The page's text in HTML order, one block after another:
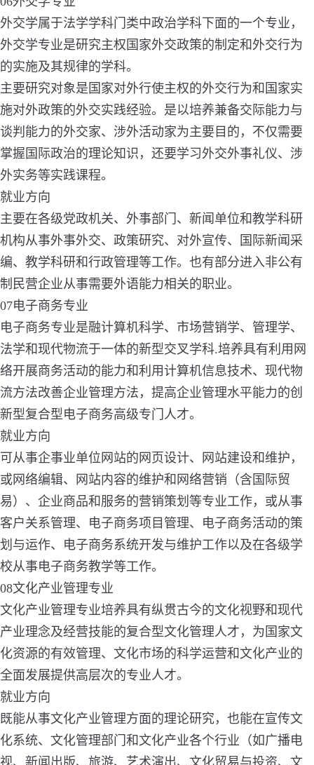
外交学属于法学学科门类中政治学科下面的一个专业，
外交学专业是研究主权国家外交政策的制定和外交行为
的实施及其规律的学科。
主要研究对象是国家对外行使主权的外交行为和国家实
施对外政策的外交实践经验。是以培养兼备交际能力与
谈判能力的外交家、涉外活动家为主要目的，不仅需要
掌握国际政治的理论知识，还要学习外交外事礼仪、涉
外实务等实践课程。
就业方向
主要在各级党政机关、外事部门、新闻单位和教学科研
机构从事外事外交、政策研究、对外宣传、国际新闻采
编、教学科研和行政管理等工作。也有部分进入非公有
制民营企业从事需要外语能力相关的职业。
07电子商务专业
电子商务专业是融计算机科学、市场营销学、管理学、
法学和现代物流于一体的新型交叉学科.培养具有利用网
络开展商务活动的能力和利用计算机信息技术、现代物
流方法改善企业管理方法，提高企业管理水平能力的创
新型复合型电子商务高级专门人才。
就业方向
可从事企事业单位网站的网页设计、网站建设和维护，
或网络编辑、网站内容的维护和网络营销（含国际贸
易）、企业商品和服务的营销策划等专业工作，或从事
客户关系管理、电子商务项目管理、电子商务活动的策
划与运作、电子商务系统开发与维护工作以及在各级学
校从事电子商务教学等工作。
08文化产业管理专业
文化产业管理专业培养具有纵贯古今的文化视野和现代
产业理念及经营技能的复合型文化管理人才，为国家文
化资源的有效管理、文化市场的科学运营和文化产业的
全面发展提供高层次的专业人才。
就业方向
既能从事文化产业管理方面的理论研究，也能在宣传文
化系统、文化管理部门和文化产业各个行业（如广播电
视、新闻出版、旅游、艺术演出、文化贸易与投资、文